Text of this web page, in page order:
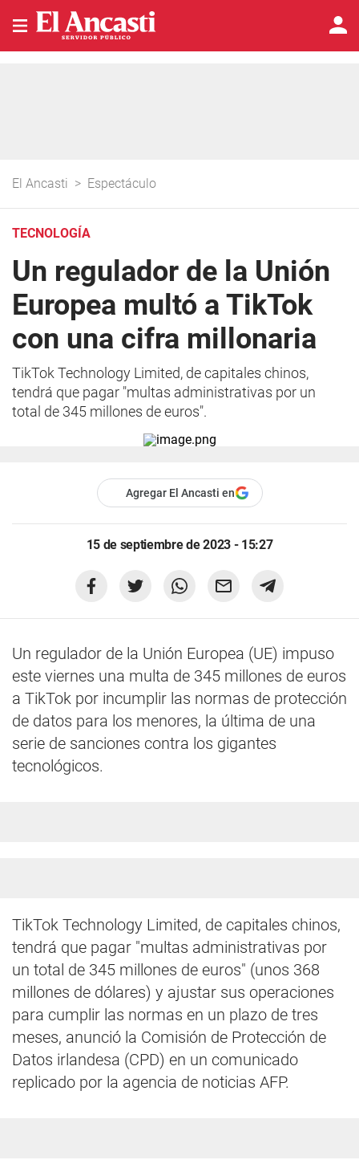
El Ancasti > Espectáculo
TECNOLOGÍA
Un regulador de la Unión
Europea multó a TikTok
con una cifra millonaria
TikTok Technology Limited, de capitales chinos,
tendrá que pagar "multas administrativas por un
total de 345 millones de euros".
Agregar El Ancasti en
15 de septiembre de 2023 - 15:27
Un regulador de la Unión Europea (UE) impuso
este viernes una multa de 345 millones de euros
a TikTok por incumplir las normas de protección
de datos para los menores, la última de una
serie de sanciones contra los gigantes
tecnológicos.
TikTok Technology Limited, de capitales chinos,
tendrá que pagar "multas administrativas por
un total de 345 millones de euros" (unos 368
millones de dólares) y ajustar sus operaciones
para cumplir las normas en un plazo de tres
meses, anunció la Comisión de Protección de
Datos irlandesa (CPD) en un comunicado
replicado por la agencia de noticias AFP.